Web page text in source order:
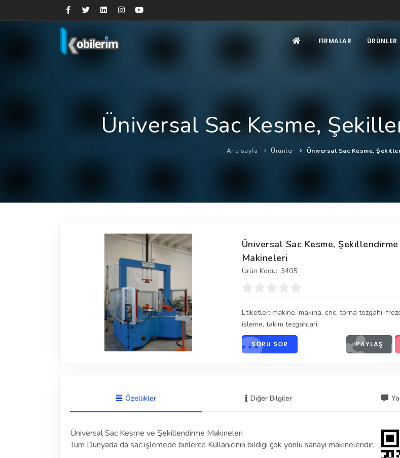
FIRMALAR ÜRÜNLER
Üniversal Sac Kesme,
Ana sayfa Ürünler Üniversal Sac Kesme,
Üniversal Sac Kesme, Şekillendirme
Makineleri
Ürün Kodu: 3405
Etiketler: makine, makina, cnc, torna tezgahi,
isleme, takim tezgahlari,
SORU SOR PAYLAŞ
Özellikler Diğer Bilgiler
Üniversal Sac Kesme ve Şekillendirme Makineleri
Tüm Dünyada da sac işlemede binlerce Kullanıcının bildigi çok yönlü sanayi makineleridir.